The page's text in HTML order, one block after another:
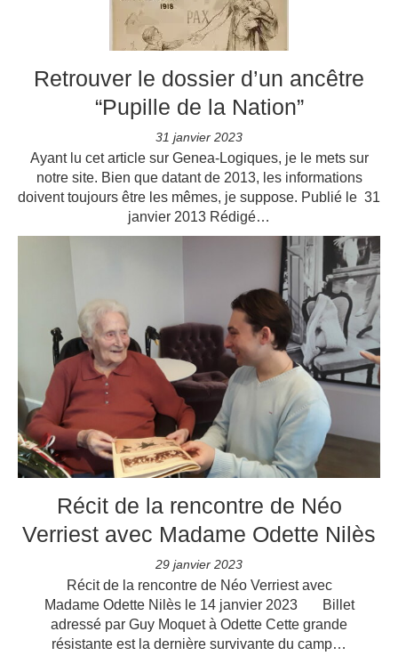
Retrouver le dossier d’un ancêtre
“Pupille de la Nation”
31 janvier 2023
Ayant lu cet article sur Genea-Logiques, je le mets sur
notre site. Bien que datant de 2013, les informations
doivent toujours être les mêmes, je suppose. Publié le 31
janvier 2013 Rédigé…
Récit de la rencontre de Néo
Verriest avec Madame Odette Nilès
29 janvier 2023
Récit de la rencontre de Néo Verriest avec
Madame Odette Nilès le 14 janvier 2023 Billet
adressé par Guy Moquet à Odette Cette grande
résistante est la dernière survivante du camp…